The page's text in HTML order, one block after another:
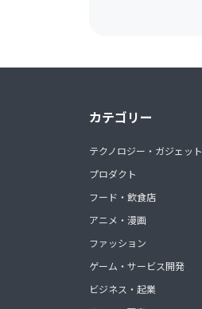
カテゴリー
テクノロジー・ガジェット
プロダクト
フード・飲食店
アニメ・漫画
ファッション
ゲーム・サービス開発
ビジネス・起業